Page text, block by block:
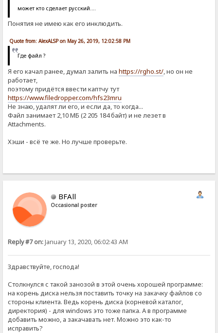
может кто сделает русский....
Понятия не имею как его инклюдить.
Quote from: AlexALSP on May 26, 2019, 12:02:58 PM
Где файл ?
Я его качал ранее, думал залить наhttps://rgho.st/, но он не
работает,
поэтому придётся ввести каптчу тут
https://www.filedropper.com/hfs23mru
Не знаю, удалят ли его, и если да, то когда...
Файл занимает 2,10 МБ (2 205 184 байт) и не лезет в
Attachments.
Хэши - всё те же. Но лучше проверьте.
BFAll
Occasional poster
Reply #7 on:January 13, 2020, 06:02:43 AM
Здравствуйте, господа!
Столкнулся с такой занозой в этой очень хорошей программе:
на корень диска нельзя поставить точку на закачку файлов со
стороны клиента. Ведь корень диска (корневой каталог,
директория) - для windows это тоже папка. А в программе
добавить можно, а закачавать нет. Можно это как-то
исправить?